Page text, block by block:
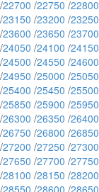
/22700 /22750 /22800
/23150 /23200 /23250
/23600 /23650 /23700
/24050 /24100 /24150
/24500 /24550 /24600
/24950 /25000 /25050
/25400 /25450 /25500
/25850 /25900 /25950
/26300 /26350 /26400
/26750 /26800 /26850
/27200 /27250 /27300
/27650 /27700 /27750
/28100 /28150 /28200
/28550 /28600 /28650